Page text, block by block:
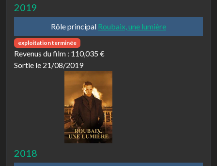
2019
Rôle principal Roubaix, une lumière
exploitation terminée
Revenus du film : 110,035 €
Sortie le 21/08/2019
2018